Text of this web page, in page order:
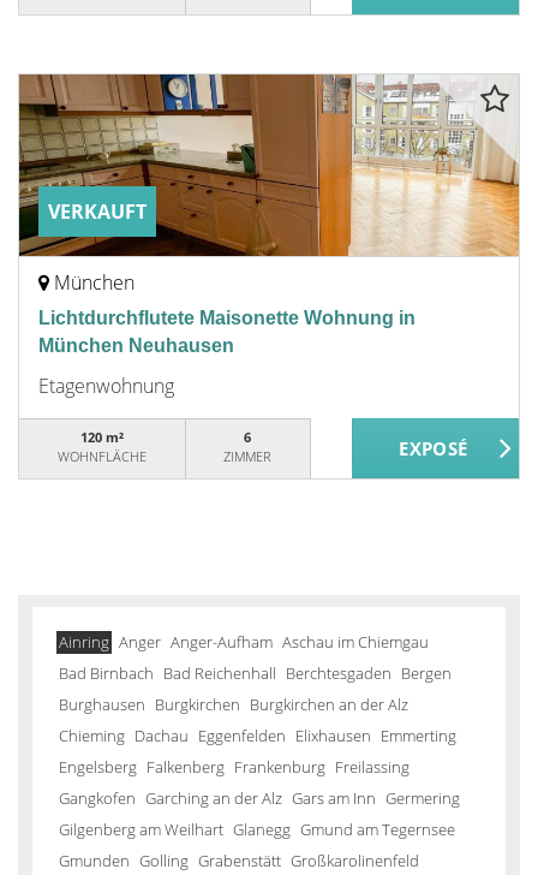
VERKAUFT
München
Lichtdurchflutete Maisonette Wohnung in
München Neuhausen
Etagenwohnung
120 m²
WOHNFLÄCHE
6
ZIMMER
Ainring Anger Anger-Aufham Aschau im Chiemgau
Bad Birnbach Bad Reichenhall Berchtesgaden Bergen
Burghausen Burgkirchen Burgkirchen an der Alz
Chieming Dachau Eggenfelden Elixhausen Emmerting
Engelsberg Falkenberg Frankenburg Freilassing
Gangkofen Garching an der Alz Gars am Inn Germering
Gilgenberg am Weilhart Glanegg Gmund am Tegernsee
Gmunden Golling Grabenstätt Großkarolinenfeld